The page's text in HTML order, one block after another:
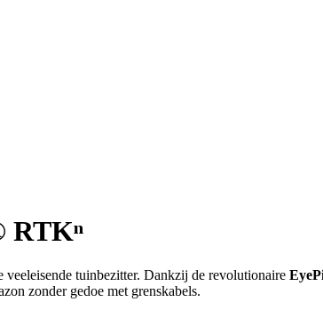
RTKⁿ
veeleisende tuinbezitter. Dankzij de revolutionaire
zonder gedoe met grenskabels.